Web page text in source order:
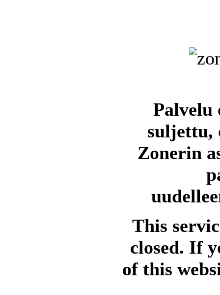
Palvelu
suljettu,
Zonerin
This
closed. If
of this